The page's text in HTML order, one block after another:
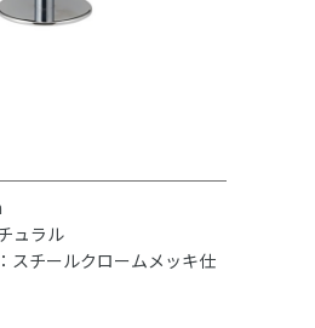
ュラル
スチールクロームメッキ仕